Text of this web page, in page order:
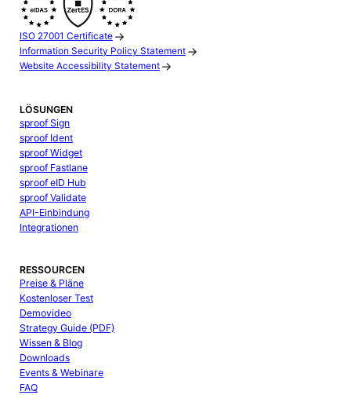
ISO 27001 Certificate
Information Security Policy Statement
Website Accessibility Statement
LÖSUNGEN
sproof Sign
sproof Ident
sproof Widget
sproof Fastlane
sproof eID Hub
sproof Validate
API-Einbindung
Integrationen
RESSOURCEN
Preise & Pläne
Kostenloser Test
Demovideo
Strategy Guide (PDF)
Wissen & Blog
Downloads
Events & Webinare
FAQ